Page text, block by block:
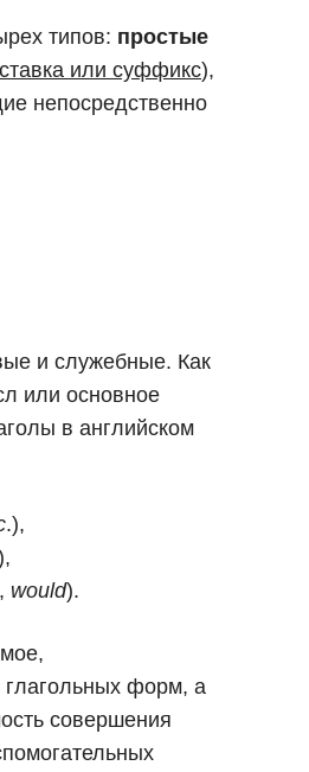
типов: простые
или суффикс),
непосредственно
и служебные. Как
или основное
в английском
.),
, would).
глагольных форм, а
совершения